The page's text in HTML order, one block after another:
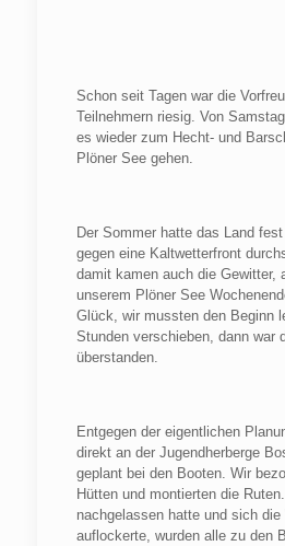
Schon seit Tagen war die
Teilnehmern riesig. Von
es wieder zum Hecht- und
Plöner See gehen.
Der Sommer hatte das Land
gegen eine Kaltwetterfront
damit kamen auch die Gewitter,
unserem Plöner See
Glück, wir mussten den Beginn
Stunden verschieben, dann war
überstanden.
Entgegen der eigentlichen
direkt an der Jugendherberge
geplant bei den Booten. Wir
Hütten und montierten die
nachgelassen hatte und sich die
auflockerte, wurden alle zu den